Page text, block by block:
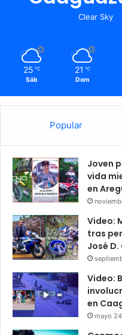
Clear Sky
25 ℃
Sáb
21 ℃
Dom
Popular
Joven
vida
en
Video:
tras
José
Video:
en
mayo